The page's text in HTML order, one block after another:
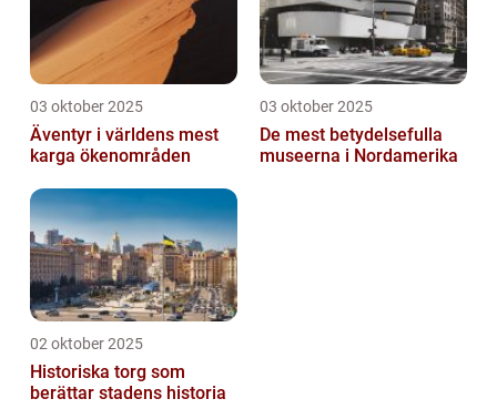
03 oktober 2025
Äventyr i världens mest
karga ökenområden
03 oktober 2025
De mest betydelsefulla
museerna i Nordamerika
02 oktober 2025
Historiska torg som
berättar stadens historia